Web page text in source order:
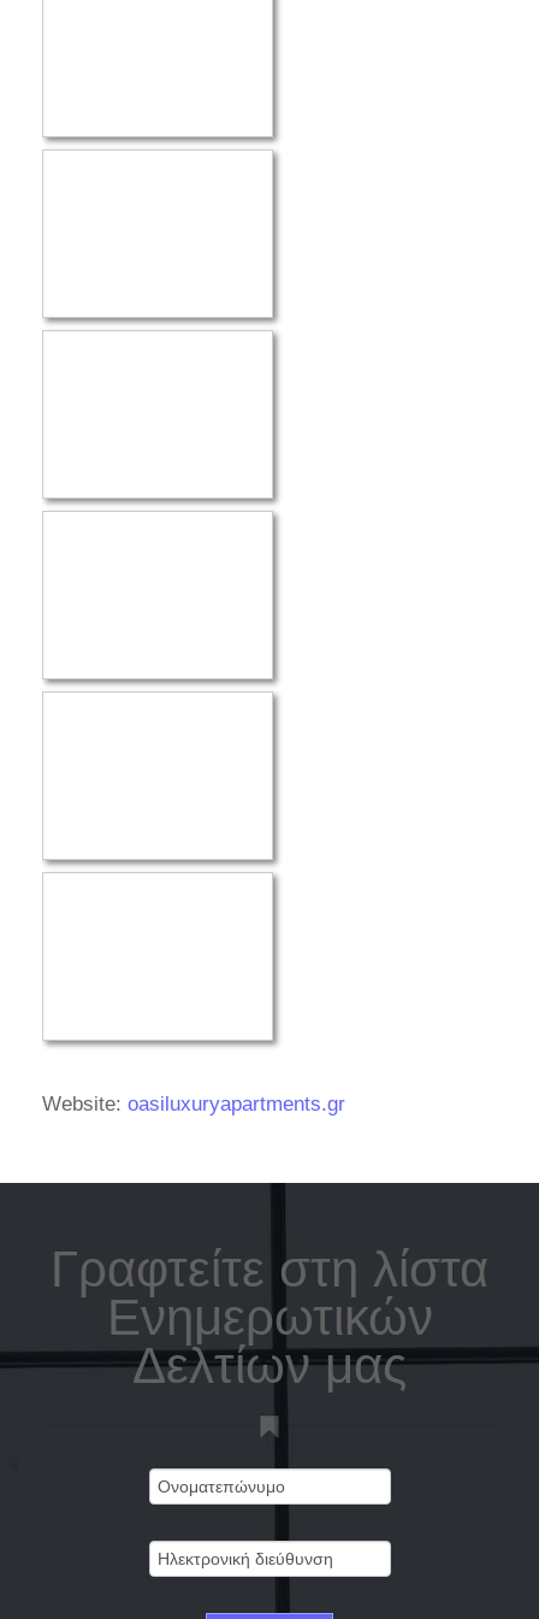
Website: oasiluxuryapartments.gr
Γραφτείτε στη λίστα
Ενημερωτικών
Δελτίων μας